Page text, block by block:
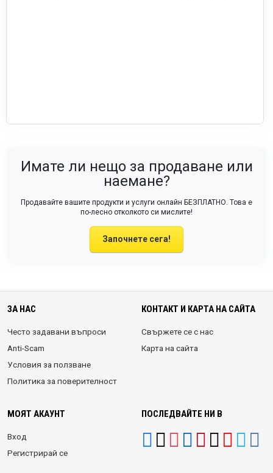
Имате ли нещо за продаване или
наемане?
Продавайте вашите продукти и услуги онлайн БЕЗПЛАТНО. Това е
по-лесно отколкото си мислите!
Започнете сега!
ЗА НАС
Често задавани въпроси
Anti-Scam
Условия за ползване
Политика за поверителност
КОНТАКТ И КАРТА НА САЙТА
Свържете се с нас
Карта на сайта
МОЯТ АКАУНТ
Вход
Регистрирай се
ПОСЛЕДВАЙТЕ НИ В